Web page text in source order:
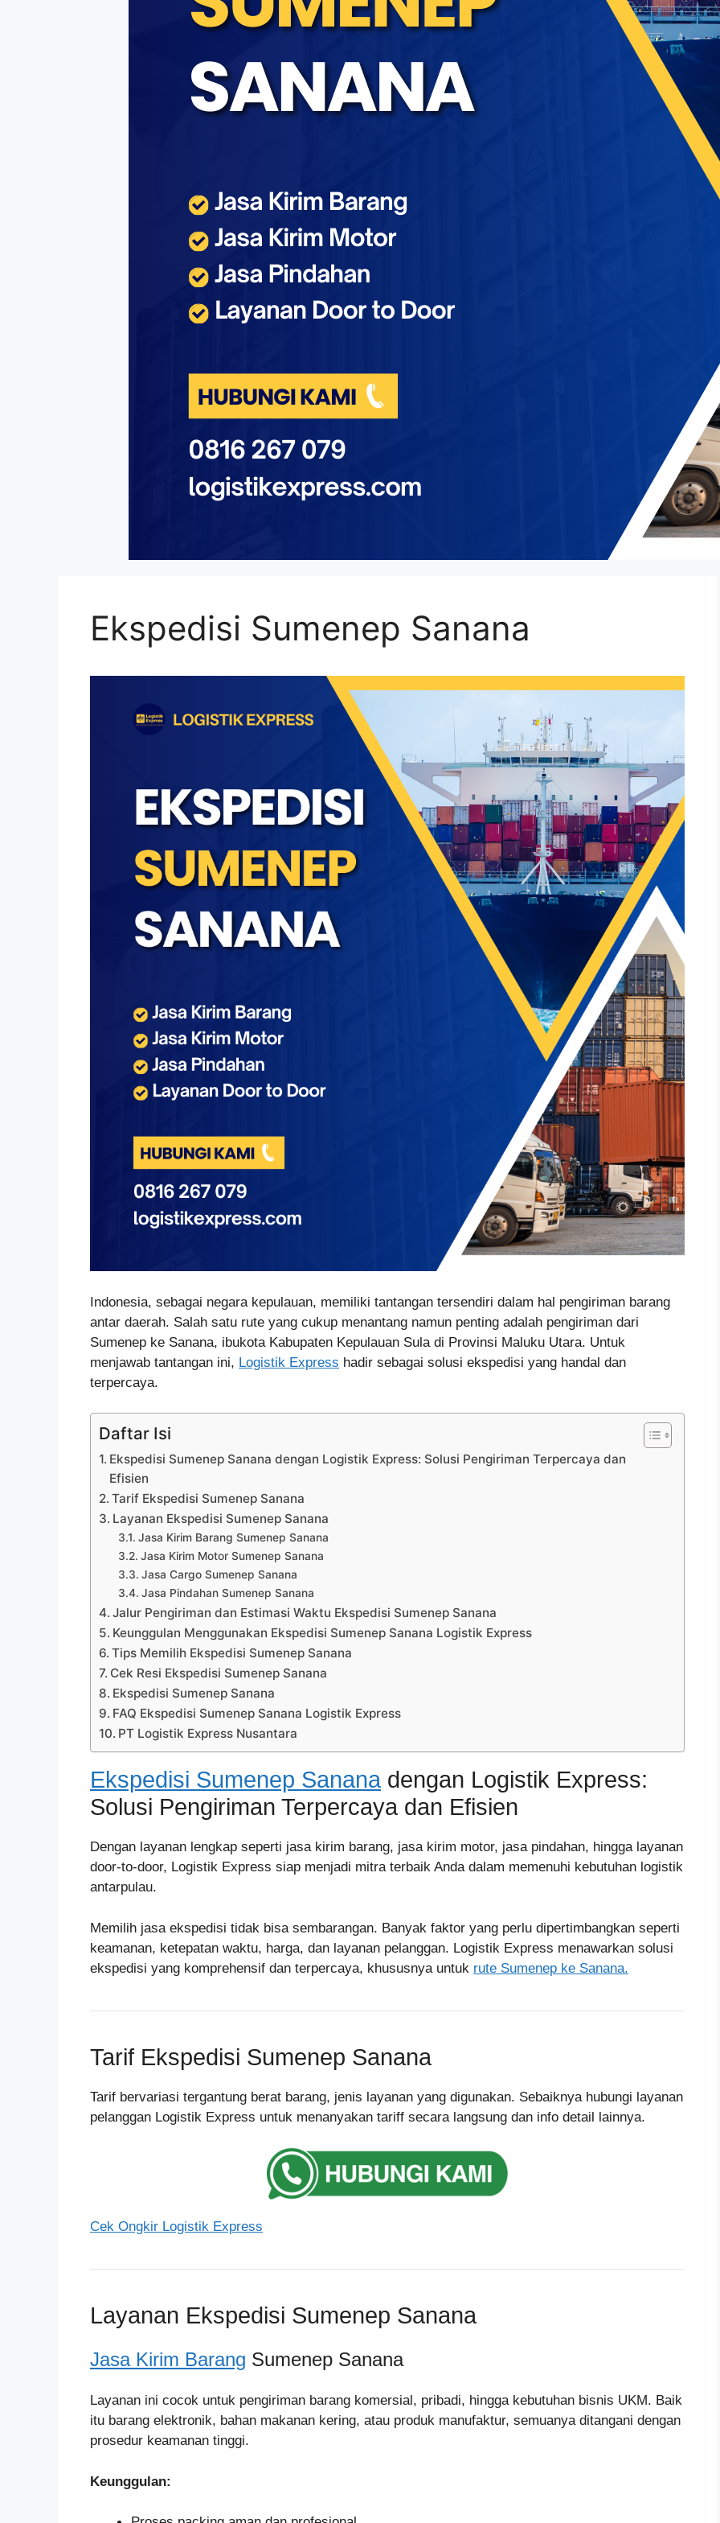
Ekspedisi Sumenep Sanana
Indonesia, sebagai negara kepulauan, memiliki tantangan tersendiri dalam hal pengiriman barang
antar daerah. Salah satu rute yang cukup menantang namun penting adalah pengiriman dari
Sumenep ke Sanana, ibukota Kabupaten Kepulauan Sula di Provinsi Maluku Utara. Untuk
menjawab tantangan ini, Logistik Express hadir sebagai solusi ekspedisi yang handal dan
terpercaya.
Daftar Isi
Ekspedisi Sumenep Sanana dengan Logistik Express: Solusi Pengiriman Terpercaya dan
Efisien
Tarif Ekspedisi Sumenep Sanana
Layanan Ekspedisi Sumenep Sanana
Jasa Kirim Barang Sumenep Sanana
Jasa Kirim Motor Sumenep Sanana
Jasa Cargo Sumenep Sanana
Jasa Pindahan Sumenep Sanana
Jalur Pengiriman dan Estimasi Waktu Ekspedisi Sumenep Sanana
Keunggulan Menggunakan Ekspedisi Sumenep Sanana Logistik Express
Tips Memilih Ekspedisi Sumenep Sanana
Cek Resi Ekspedisi Sumenep Sanana
Ekspedisi Sumenep Sanana
FAQ Ekspedisi Sumenep Sanana Logistik Express
PT Logistik Express Nusantara
Ekspedisi Sumenep Sanana dengan Logistik Express:
Solusi Pengiriman Terpercaya dan Efisien
Dengan layanan lengkap seperti jasa kirim barang, jasa kirim motor, jasa pindahan, hingga layanan
door-to-door, Logistik Express siap menjadi mitra terbaik Anda dalam memenuhi kebutuhan logistik
antarpulau.
Memilih jasa ekspedisi tidak bisa sembarangan. Banyak faktor yang perlu dipertimbangkan seperti
keamanan, ketepatan waktu, harga, dan layanan pelanggan. Logistik Express menawarkan solusi
ekspedisi yang komprehensif dan terpercaya, khususnya untuk rute Sumenep ke Sanana.
Tarif Ekspedisi Sumenep Sanana
Tarif bervariasi tergantung berat barang, jenis layanan yang digunakan. Sebaiknya hubungi layanan
pelanggan Logistik Express untuk menanyakan tariff secara langsung dan info detail lainnya.
Cek Ongkir Logistik Express
Layanan Ekspedisi Sumenep Sanana
Jasa Kirim Barang Sumenep Sanana
Layanan ini cocok untuk pengiriman barang komersial, pribadi, hingga kebutuhan bisnis UKM. Baik
itu barang elektronik, bahan makanan kering, atau produk manufaktur, semuanya ditangani dengan
prosedur keamanan tinggi.
Keunggulan: